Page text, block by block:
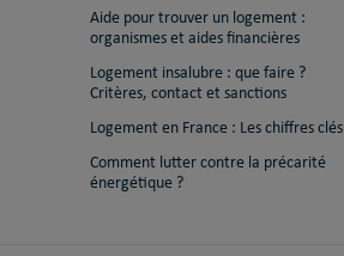
Aide pour trouver un logement :
organismes et aides financières
Logement insalubre : que faire ?
Critères, contact et sanctions
Logement en France : Les chiffres clés
Comment lutter contre la précarité
énergétique ?